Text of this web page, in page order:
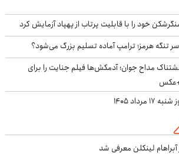
خود را با قابلیت پرتاب از پهپاد آزمایش کرد
تنگه هرمز؛ ترامپ آماده تسلیم بزرگ می‌شود؟
مداح جوان؛ آدمکش‌ها فیلم جنایت را برای
+عکس
۱۴۰۵
آبراهام لینکلن معرفی شد